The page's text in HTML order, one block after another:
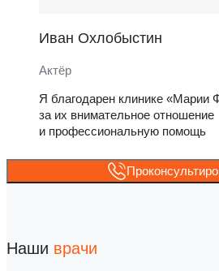
Иван Охлобыстин
Актёр
Я благодарен клинике «Марии
за их внимательное отношение
и профессиональную помощь
Наши врачи